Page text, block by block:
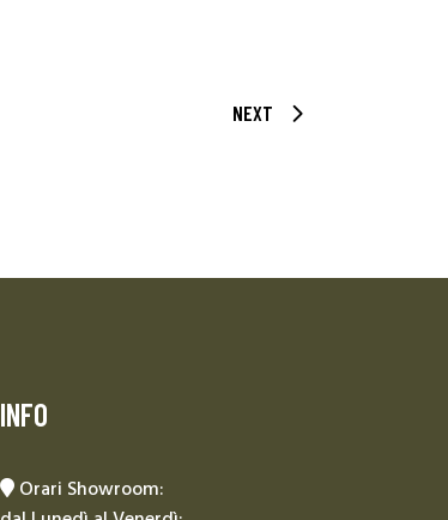
NEXT
INFO
Orari Showroom: